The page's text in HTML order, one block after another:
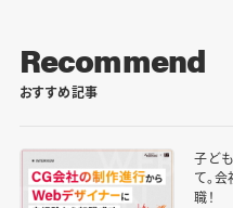
Recommend
おすすめ記事
子ど
て。
職！